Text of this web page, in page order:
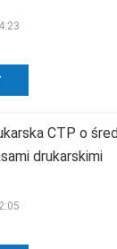
CTP o
drukarskimi